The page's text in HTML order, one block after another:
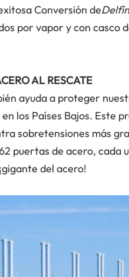
Conversión deDelfín
por vapor y con casco
AL RESCATE
ayuda a proteger
los Países Bajos. Este
sobretensiones más
puertas de acero, cada
del acero!